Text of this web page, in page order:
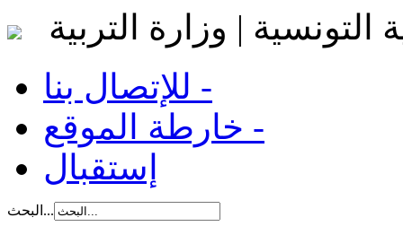
التونسية | وزارة التربية
للإتصال بنا -
خارطة الموقع -
إستقبال
البحث...